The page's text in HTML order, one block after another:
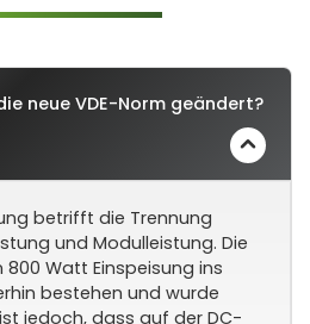
neue VDE-Norm geändert?
betrifft die Trennung
und Modulleistung. Die
Watt Einspeisung ins
bestehen und wurde
jedoch, dass auf der DC-